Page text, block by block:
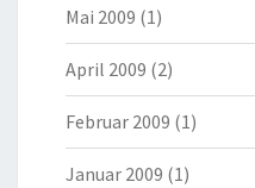
Mai 2009 (1)
April 2009 (2)
Februar 2009 (1)
Januar 2009 (1)